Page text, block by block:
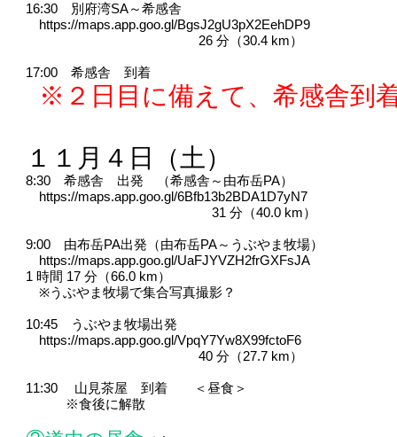
16:30 別府湾SA～希感舎
https://maps.app.goo.gl/BgsJ2gU3pX2EehDP9
26 分（30.4 km）
17:00 希感舎 到着
※２日目に備えて、希感舎到
１１月４日（土）
8:30 希感舎 出発 （希感舎～由布岳PA）
https://maps.app.goo.gl/6Bfb13b2BDA1D7yN7
31 分（40.0 km）
9:00 由布岳PA出発（由布岳PA～うぶやま牧場）
https://maps.app.goo.gl/UaFJYVZH2frGXFsJA
1 時間 17 分（66.0 km）
※うぶやま牧場で集合写真撮影？
10:45 うぶやま牧場出発
https://maps.app.goo.gl/VpqY7Yw8X99fctoF6
40 分（27.7 km）
11:30 山見茶屋 到着 ＜昼食＞
※食後に解散